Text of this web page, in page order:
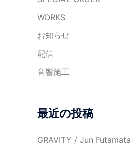
WORKS
お知らせ
配信
音響施工
最近の投稿
GRAVITY / Jun Futamata